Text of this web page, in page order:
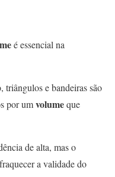
é essencial na
triângulos e bandeiras são
por umvolumeque
de alta, mas o
a validade do